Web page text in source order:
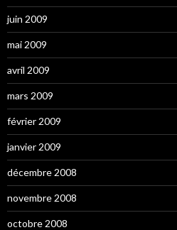
juin 2009
mai 2009
avril 2009
mars 2009
février 2009
janvier 2009
décembre 2008
novembre 2008
octobre 2008